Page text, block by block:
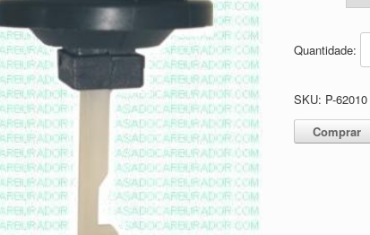
Quantidade:
Comprar
SKU: P-62010